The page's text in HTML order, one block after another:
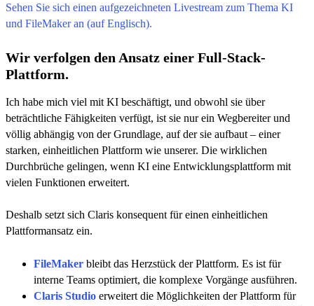
Sehen Sie sich einen aufgezeichneten Livestream zum Thema KI
und FileMaker an (auf Englisch).
Wir verfolgen den Ansatz einer Full-Stack-
Plattform.
Ich habe mich viel mit KI beschäftigt, und obwohl sie über
beträchtliche Fähigkeiten verfügt, ist sie nur ein Wegbereiter und
völlig abhängig von der Grundlage, auf der sie aufbaut – einer
starken, einheitlichen Plattform wie unserer. Die wirklichen
Durchbrüche gelingen, wenn KI eine Entwicklungsplattform mit
vielen Funktionen erweitert.
Deshalb setzt sich Claris konsequent für einen einheitlichen
Plattformansatz ein.
FileMaker bleibt das Herzstück der Plattform. Es ist für
interne Teams optimiert, die komplexe Vorgänge ausführen.
Claris Studio erweitert die Möglichkeiten der Plattform für